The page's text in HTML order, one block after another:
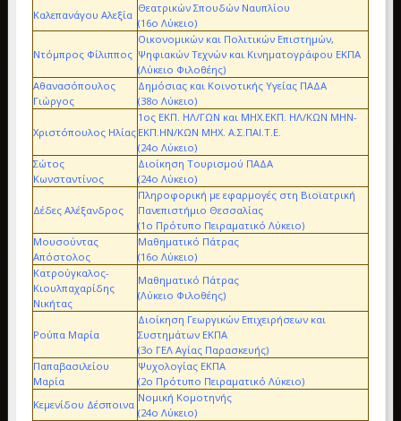
Καλεπανάγου Αλεξία
Θεατρικών Σπουδών Ναυπλίου
(16ο Λύκειο)
Ντόμπρος Φίλιππος
Οικονομικών και Πολιτικών Επιστημών,
Ψηφιακών Τεχνών και Κινηματογράφου ΕΚΠΑ
(Λύκειο Φιλοθέης)
Αθανασόπουλος
Γιώργος
Δημόσιας και Κοινοτικής Υγείας ΠΑΔΑ
(38ο Λύκειο)
Χριστόπουλος Ηλίας
1ος ΕΚΠ. ΗΛ/ΓΩΝ και ΜΗΧ.ΕΚΠ. ΗΛ/ΚΩΝ ΜΗΝ-
ΕΚΠ.ΗΝ/ΚΩΝ ΜΗΧ. Α.Σ.ΠΑΙ.Τ.Ε.
(24ο Λύκειο)
Σώτος
Κωνσταντίνος
Διοίκηση Τουρισμού ΠΑΔΑ
(24ο Λύκειο)
Δέδες Αλέξανδρος
Πληροφορική με εφαρμογές στη Βιοϊατρική
Πανεπιστήμιο Θεσσαλίας
(1ο Πρότυπο Πειραματικό Λύκειο)
Μουσούντας
Απόστολος
Μαθηματικό Πάτρας
(16ο Λύκειο)
Κατρούγκαλος-
Κιουλπαχαρίδης
Νικήτας
Μαθηματικό Πάτρας
(Λύκειο Φιλοθέης)
Ρούπα Μαρία
Διοίκηση Γεωργικών Επιχειρήσεων και
Συστημάτων ΕΚΠΑ
(3ο ΓΕΛ Αγίας Παρασκευής)
Παπαβασιλείου
Μαρία
Ψυχολογίας ΕΚΠΑ
(2ο Πρότυπο Πειραματικό Λύκειο)
Κεμενίδου Δέσποινα
Νομική Κομοτηνής
(24ο Λύκειο)